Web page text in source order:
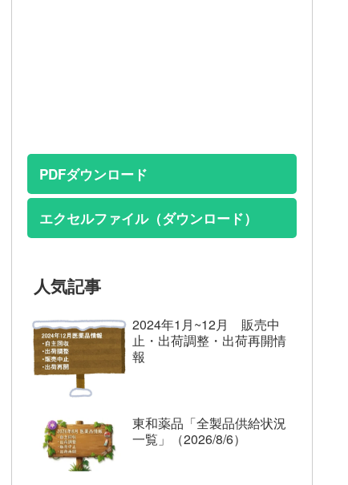
PDFダウンロード
エクセルファイル（ダウンロード）
人気記事
2024年1月~12月 販売中
止・出荷調整・出荷再開情
報
東和薬品「全製品供給状況
一覧」（2026/8/6）